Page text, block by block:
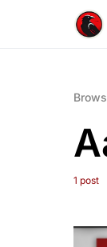
1 post